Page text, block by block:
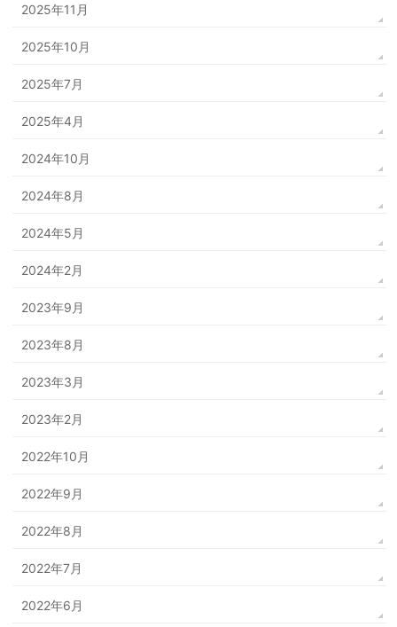
2025年11月
2025年10月
2025年7月
2025年4月
2024年10月
2024年8月
2024年5月
2024年2月
2023年9月
2023年8月
2023年3月
2023年2月
2022年10月
2022年9月
2022年8月
2022年7月
2022年6月